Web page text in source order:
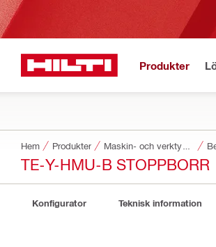
Produkter
Hem Produkter
TE-Y-HMU-B STOPPBORR
Konfigurator Teknisk information